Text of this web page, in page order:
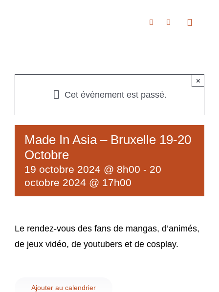
Toggle
À propos
Boutique
Nous rencontrer
Cet évènement est passé.
×
Made In Asia – Bruxelle 19-20
Octobre
19 octobre 2024 @ 8h00 - 20
octobre 2024 @ 17h00
Le rendez-vous des fans de mangas, d’animés,
de jeux vidéo, de youtubers et de cosplay.
Ajouter au calendrier